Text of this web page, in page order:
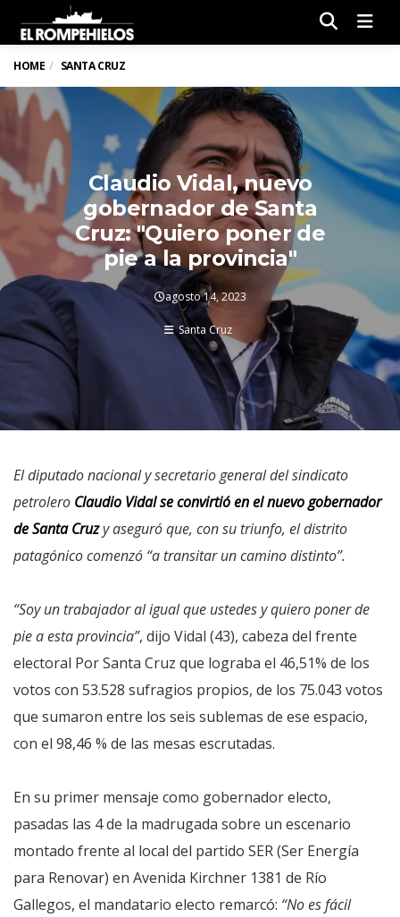
HOME SANTA CRUZ
Claudio Vidal, nuevo
gobernador de Santa
Cruz: "Quiero poner de
pie a la provincia"
agosto 14, 2023
Santa Cruz
El diputado nacional y secretario general del sindicato
petrolero Claudio Vidal se convirtió en el nuevo gobernador
de Santa Cruzy aseguró que, con su triunfo, el distrito
patagónico comenzó “a transitar un camino distinto”.
“Soy un trabajador al igual que ustedes y quiero poner de
pie a esta provincia”, dijo Vidal (43), cabeza del frente
electoral Por Santa Cruz que lograba el 46,51% de los
votos con 53.528 sufragios propios, de los 75.043 votos
que sumaron entre los seis sublemas de ese espacio,
con el 98,46 % de las mesas escrutadas.
En su primer mensaje como gobernador electo,
pasadas las 4 de la madrugada sobre un escenario
montado frente al local del partido SER (Ser Energía
para Renovar) en Avenida Kirchner 1381 de Río
Gallegos, el mandatario electo remarcó: “No es fácil